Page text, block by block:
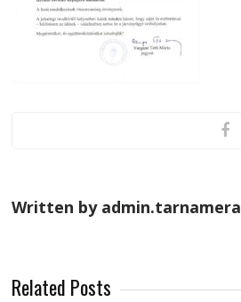
Written by admin.tarnamera
Related Posts